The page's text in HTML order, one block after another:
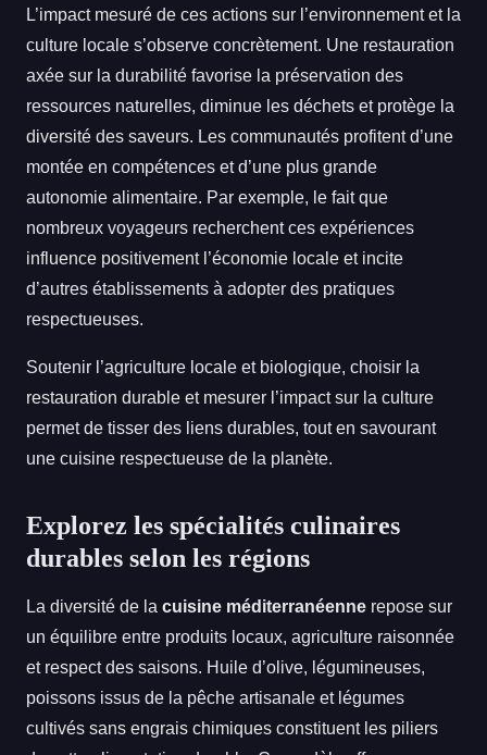
L’impact mesuré de ces actions sur l’environnement et la
culture locale s’observe concrètement. Une restauration
axée sur la durabilité favorise la préservation des
ressources naturelles, diminue les déchets et protège la
diversité des saveurs. Les communautés profitent d’une
montée en compétences et d’une plus grande
autonomie alimentaire. Par exemple, le fait que
nombreux voyageurs recherchent ces expériences
influence positivement l’économie locale et incite
d’autres établissements à adopter des pratiques
respectueuses.
Soutenir l’agriculture locale et biologique, choisir la
restauration durable et mesurer l’impact sur la culture
permet de tisser des liens durables, tout en savourant
une cuisine respectueuse de la planète.
Explorez les spécialités culinaires
durables selon les régions
La diversité de la cuisine méditerranéenne repose sur
un équilibre entre produits locaux, agriculture raisonnée
et respect des saisons. Huile d’olive, légumineuses,
poissons issus de la pêche artisanale et légumes
cultivés sans engrais chimiques constituent les piliers